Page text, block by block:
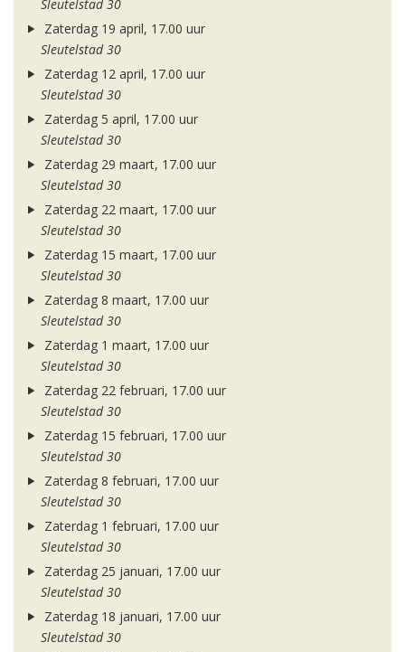
Sleutelstad 30
Zaterdag 19 april, 17.00 uur
Sleutelstad 30
Zaterdag 12 april, 17.00 uur
Sleutelstad 30
Zaterdag 5 april, 17.00 uur
Sleutelstad 30
Zaterdag 29 maart, 17.00 uur
Sleutelstad 30
Zaterdag 22 maart, 17.00 uur
Sleutelstad 30
Zaterdag 15 maart, 17.00 uur
Sleutelstad 30
Zaterdag 8 maart, 17.00 uur
Sleutelstad 30
Zaterdag 1 maart, 17.00 uur
Sleutelstad 30
Zaterdag 22 februari, 17.00 uur
Sleutelstad 30
Zaterdag 15 februari, 17.00 uur
Sleutelstad 30
Zaterdag 8 februari, 17.00 uur
Sleutelstad 30
Zaterdag 1 februari, 17.00 uur
Sleutelstad 30
Zaterdag 25 januari, 17.00 uur
Sleutelstad 30
Zaterdag 18 januari, 17.00 uur
Sleutelstad 30